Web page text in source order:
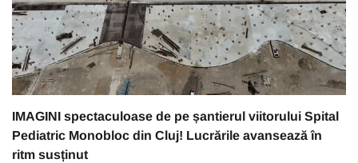
IMAGINI spectaculoase de pe șantierul viitorului Spital
Pediatric Monobloc din Cluj! Lucrările avansează în
ritm susținut